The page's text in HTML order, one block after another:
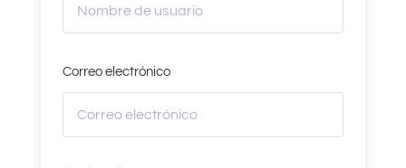
Correo electrónico